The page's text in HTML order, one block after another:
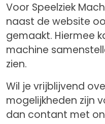
Voor Speelziek
naast de website
gemaakt. Hiermee
machine
zien.
Wil je vrijblijvend
mogelijkheden zijn
dan contant met